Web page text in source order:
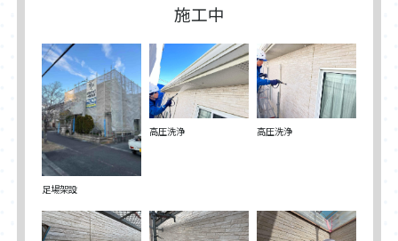
施工中
足場架設
高圧洗浄 高圧洗浄